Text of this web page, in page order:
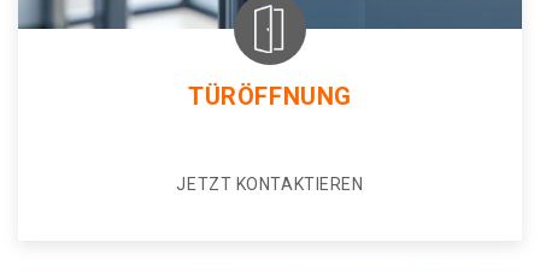
TÜRÖFFNUNG
JETZT KONTAKTIEREN